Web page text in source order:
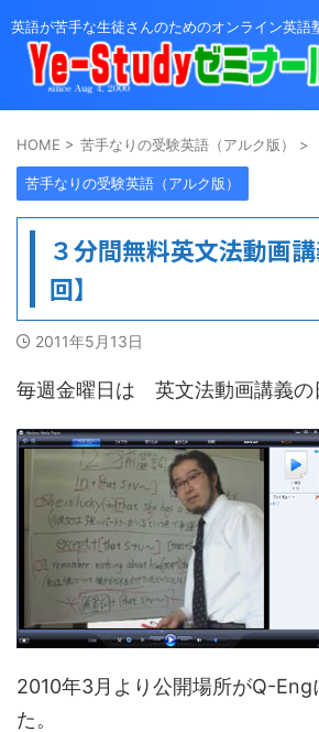
英語が苦手な生徒さんのためのオンライン英語
HOME > 苦手なりの受験英語（アルク版） >
苦手なりの受験英語（アルク版）
３分間無料英文法動画
回】
2011年5月13日
毎週金曜日は 英文法動画講義の
2010年3月より公開場所がQ-Eng
た。